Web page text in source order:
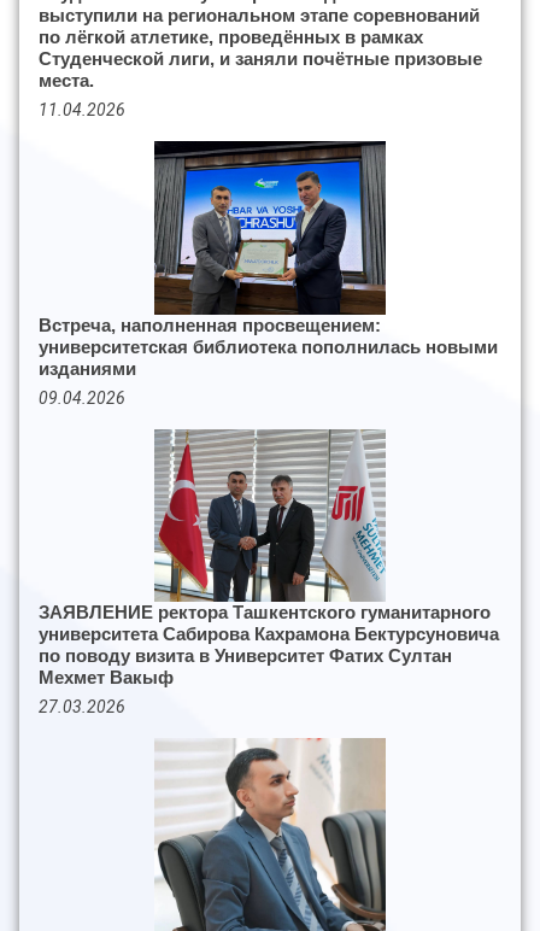
выступили на региональном этапе соревнований
по лёгкой атлетике, проведённых в рамках
Студенческой лиги, и заняли почётные призовые
места.
11.04.2026
Встреча, наполненная просвещением:
университетская библиотека пополнилась новыми
изданиями
09.04.2026
ЗАЯВЛЕНИЕ ректора Ташкентского гуманитарного
университета Сабирова Кахрамона Бектурсуновича
по поводу визита в Университет Фатих Султан
Мехмет Вакыф
27.03.2026